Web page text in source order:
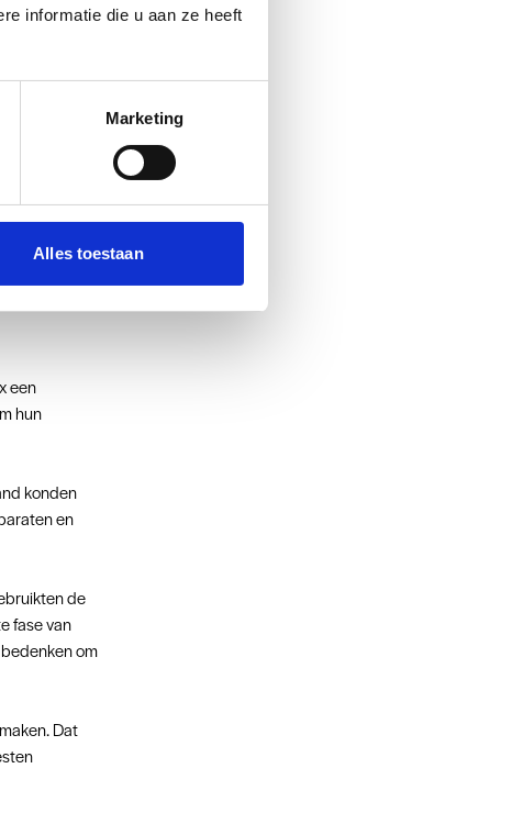
informatie die u aan ze heeft
Marketing
Alles toestaan
hun
zelf
voorheen.
docenten
veilig
een
hun
konden
en
de
fase van
om
Dat